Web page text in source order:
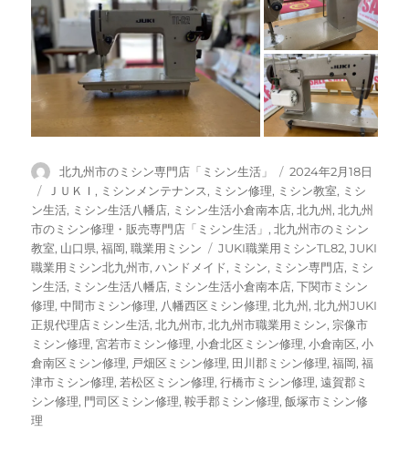
投
稿
者
北九州市のミシン専門店「ミシン生活」
投
稿
日:
2024年2月18日
カ
テ
ゴ
リ
ー
ＪＵＫＩ , ミシンメンテナンス, ミシン修理, ミシン教室, ミシ
ン生活, ミシン生活八幡店, ミシン生活小倉南本店,北九州 ,北九州
市のミシン修理・販売専門店「ミシン生活」 ,北九州市のミシン
教室, 山口県,福岡,職業用ミシン
タ
グ
JUKI職業用ミシンTL82,JUKI
職業用ミシン北九州市,ハンドメイド, ミシン, ミシン専門店, ミシ
ン生活, ミシン生活八幡店, ミシン生活小倉南本店,下関市ミシン
修理,中間市ミシン修理, 八幡西区ミシン修理,北九州 ,北九州JUKI
正規代理店ミシン生活,北九州市,北九州市職業用ミシン, 宗像市
ミシン修理,宮若市ミシン修理,小倉北区ミシン修理,小倉南区,小
倉南区ミシン修理, 戸畑区ミシン修理, 田川郡ミシン修理,福岡,福
津市ミシン修理, 若松区ミシン修理,行橋市ミシン修理,遠賀郡ミ
シン修理, 門司区ミシン修理,鞍手郡ミシン修理,飯塚市ミシン修
理